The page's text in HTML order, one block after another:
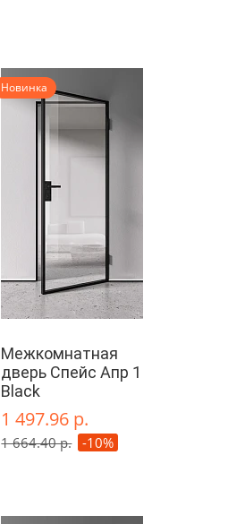
Новинка
Межкомнатная
дверь Спейс Апр 1
Black
1 497.96 р.
1 664.40 р. -10%